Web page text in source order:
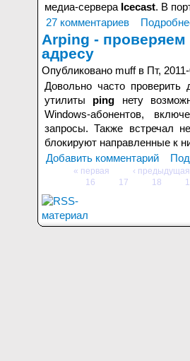
медиа-сервера Icecast. В
27 комментариев
Arping - проверяем
адресу
Опубликовано muff в Пт,
Довольно часто проверить
утилиты ping нету
Windows-абонентов,
запросы. Также встречал
блокируют направленные к
Добавить комментарий
« первая
‹ предыдущая
16
17 18